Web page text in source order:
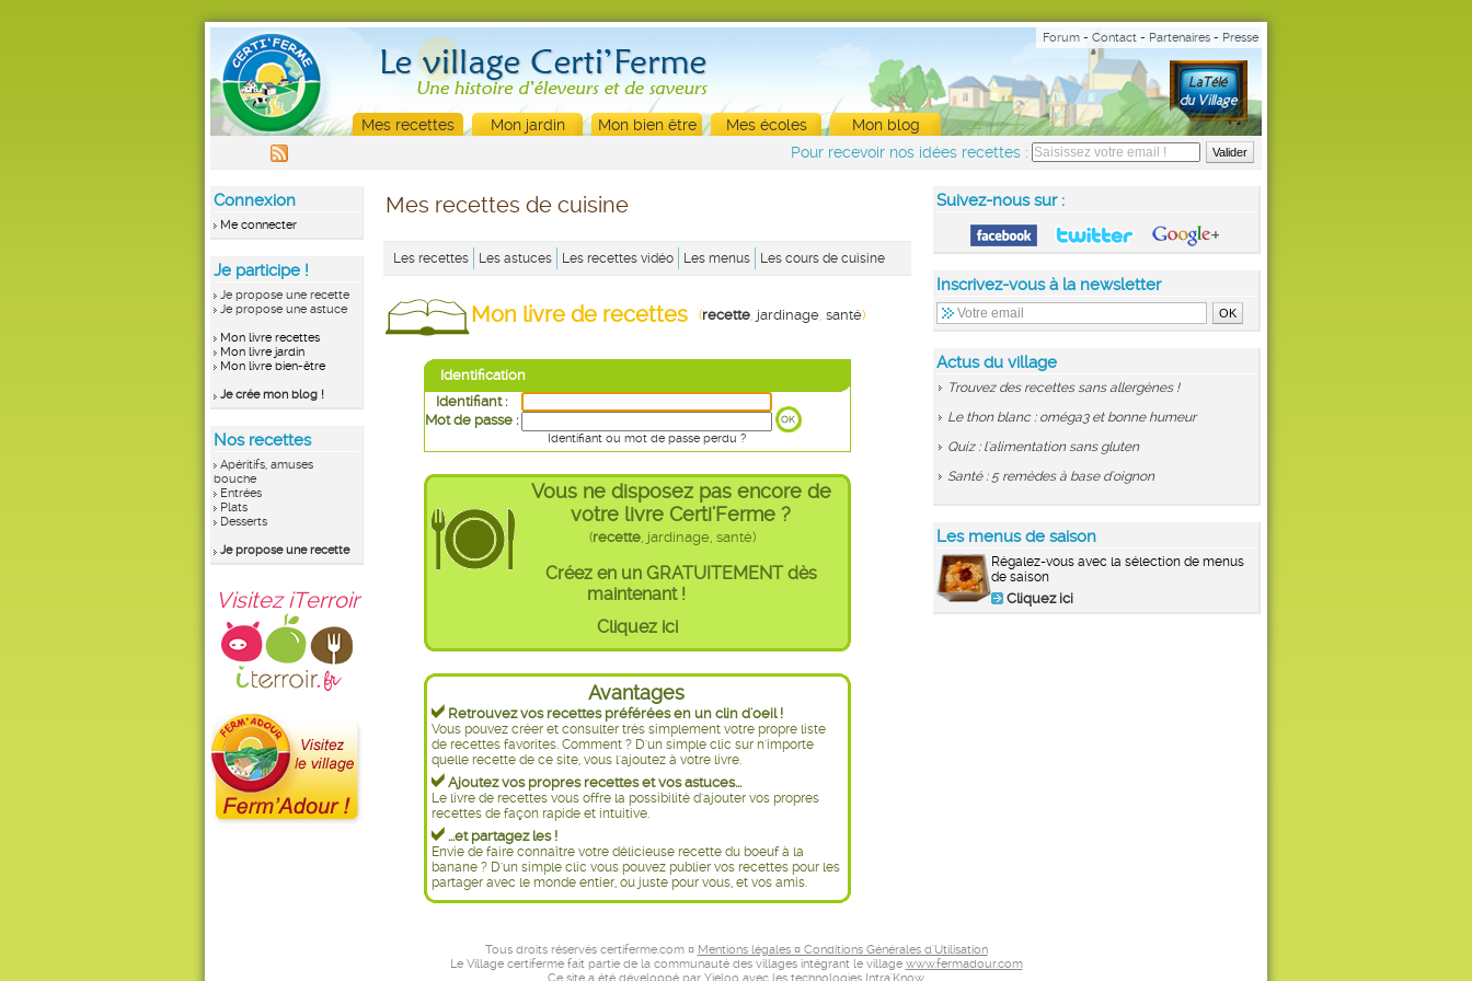
Forum - Contact - Partenaires - Presse
Mes recettes Mon jardin Mon bien être Mes écoles
Mon blog
Pour recevoir nos idées recettes :
Connexion
Me connecter
Je participe !
Je propose une recette
Je propose une astuce
Mon livre recettes
Mon livre jardin
Mon livre bien-être
Je crée mon blog !
Nos recettes
Apéritifs, amuses
bouche
Entrées
Plats
Desserts
Je propose une recette
Visitez iTerroir
Suivez-nous sur :
Inscrivez-vous à la newsletter
Actus du village
Trouvez des recettes sans allergènes !
Le thon blanc : oméga3 et bonne humeur
Quiz : l'alimentation sans gluten
Santé : 5 remèdes à base d'oignon
Les menus de saison
Régalez-vous avec la sélection de menus
de saison
Cliquez ici
Mes recettes de cuisine
Les recettes Les astuces Les recettes vidéo Les menus Les cours de cuisine
Mon livre de recettes (recette, jardinage, santé)
Identification
Identifiant :
Mot de passe :
Identifiant ou mot de passe perdu ?
Vous ne disposez pas encore de
votre livre Certi'Ferme ?
(recette, jardinage, santé)
Créez en un GRATUITEMENT dès
maintenant !
Cliquez ici
Avantages
Retrouvez vos recettes préférées en un clin d'oeil !
Vous pouvez créer et consulter très simplement votre propre liste
de recettes favorites. Comment ? D'un simple clic sur n'importe
quelle recette de ce site, vous l'ajoutez à votre livre.
Ajoutez vos propres recettes et vos astuces...
Le livre de recettes vous offre la possibilité d'ajouter vos propres
recettes de façon rapide et intuitive.
...et partagez les !
Envie de faire connaître votre délicieuse recette du boeuf à la
banane ? D'un simple clic vous pouvez publier vos recettes pour les
partager avec le monde entier, ou juste pour vous, et vos amis.
Tous droits réservés certiferme.com ¤ Mentions légales ¤ Conditions Générales d'Utilisation
Le Village certiferme fait partie de la communauté des villages intégrant le village www.fermadour.com